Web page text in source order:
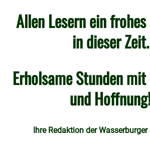
Allen Lesern ein
in dieser Zeit.
Erholsame Stunden
und
Ihre Redaktion der